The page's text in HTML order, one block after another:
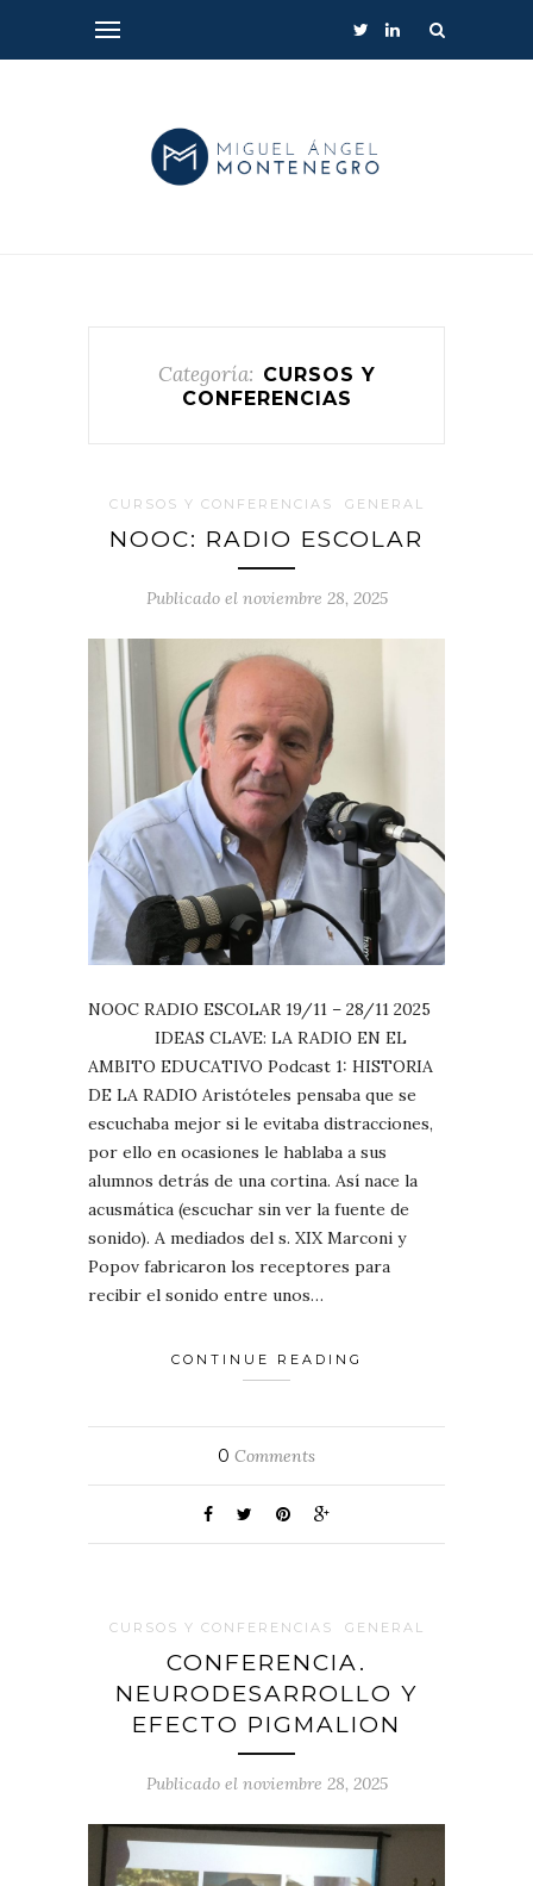
Categoría: CURSOS Y
CONFERENCIAS
CURSOS Y CONFERENCIAS GENERAL
NOOC: RADIO ESCOLAR
Publicado el noviembre 28, 2025
NOOC RADIO ESCOLAR 19/11 – 28/11 2025
IDEAS CLAVE: LA RADIO EN EL
AMBITO EDUCATIVO Podcast 1: HISTORIA
DE LA RADIO Aristóteles pensaba que se
escuchaba mejor si le evitaba distracciones,
por ello en ocasiones le hablaba a sus
alumnos detrás de una cortina. Así nace la
acusmática (escuchar sin ver la fuente de
sonido). A mediados del s. XIX Marconi y
Popov fabricaron los receptores para
recibir el sonido entre unos…
CONTINUE READING
0 Comments
CURSOS Y CONFERENCIAS GENERAL
CONFERENCIA.
NEURODESARROLLO Y
EFECTO PIGMALION
Publicado el noviembre 28, 2025